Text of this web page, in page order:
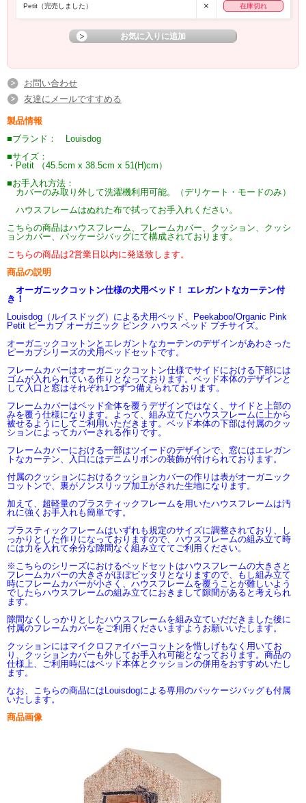
Petit（完売しました） × 在庫切れ
お問い合わせ
友達にメールですすめる
製品情報
■ブランド： Louisdog
■サイズ：
・Petit （45.5cm x 38.5cm x 51(H)cm）
■お手入れ方法：
カバーのみ取り外して洗濯機利用可能。（デリケート・モードのみ）
ハウスフレームはぬれた布で拭ってお手入れください。
こちらの商品はハウスフレーム、フレームカバー、クッション、クッシ
ョンカバー、パッケージバッグにて構成されております。
こちらの商品は2営業日以内に発送致します。
商品の説明
オーガニックコットン仕様の犬用ベッド！ エレガントなカーテン付
き！
Louisdog（ルイスドッグ）による犬用ベッド、Peekaboo/Organic Pink
Petit ピーカブ オーガニック ピンク ハウス ベッド プチサイズ。
オーガニックコットンとエレガントなカーテンのデザインがあわさった
ピーカブシリーズの犬用ベッドセットです。
フレームカバーはオーガニックコットン仕様でサイドにおける下部には
ゴムが入れられている作りとなっております。ベッド本体のデザインと
して入口と窓はそれぞれ1つずつ備えられております。
フレームカバーはベッド全体を覆うデザインではなく、サイドと上部の
みを覆う仕様になります。よって、組み立てたハウスフレームに上から
被せるようにしてご利用いただきます。ベッド本体の下部は付属のクッ
ションによってカバーされる作りです。
フレームカバーにおける一部はツイードのデザインで、窓にはエレガン
トなカーテン、入口にはデニムリボンの装飾が付けられております。
付属のクッションにおけるクッションカバーの作りは表がオーガニック
コットンで、裏がノンスリップ加工がされた生地になります。
加えて、超軽量のプラスティックフレームを用いたハウスフレームは汚
れに強くお手入れも簡単です。
プラスティックフレームはいずれも規定のサイズに調整されており、し
っかりとした作りになっておりますので、ハウスフレームの組み立て時
には力を入れて余分な隙間なく組み立ててご利用ください。
※こちらのシリーズにおけるベッドセットはハウスフレームの大きさと
フレームカバーの大きさがほぼピッタリとなりますので、もし組み立て
時にフレームカバーが小さく、ハウスフレームを覆うことが難しいよう
でしたらハウスフレームの組み立てにおきまして隙間があると考えられ
ます。
隙間なくしっかりとしたハウスフレームを組み立ていだだきました後に
付属のフレームカバーをご利用くださいますようお願いいたします。
クッションにはマイクロファイバーコットンを惜しげもなく用いてお
り、クッションカバーも外してお手入れ可能となっております。商品の
仕様上、ご利用時にはベッド本体とクッションの併用をおすすめいたし
ます。
なお、こちらの商品にはLouisdogによる専用のパッケージバッグも付属
いたします。
商品画像